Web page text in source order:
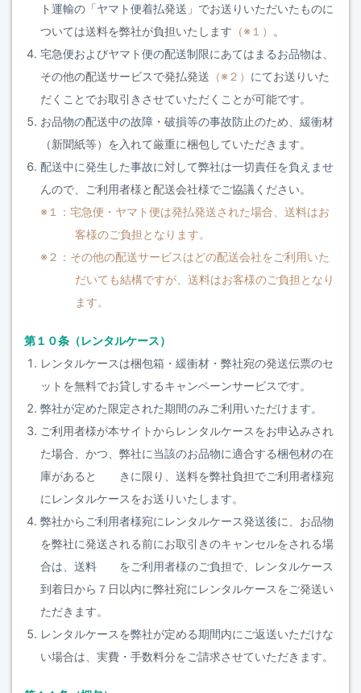
ト運輸の「ヤマト便着払発送」でお送りいただいたものに
ついては送料を弊社が負担いたします （※１）
。
宅急便およびヤマト便の配送制限にあてはまるお品物は、
その他の配送サービスで発払発送 （※２） にてお送りいた
だくことでお取引きさせていただくことが可能です。
お品物の配送中の故障・破損等の事故防止のため、緩衝材
（新聞紙等）を入れて厳重に梱包していただきます。
配送中に発生した事故に対して弊社は一切責任を負えませ
んので、ご利用者様と配送会社様でご協議ください。
※１：宅急便・ヤマト便は発払発送された場合、送料はお
客様のご負担となります。
※２：その他の配送サービスはどの配送会社をご利用いた
だいても結構ですが、送料はお客様のご負担となり
ます。
第１０条（レンタルケース）
レンタルケースは梱包箱・緩衝材・弊社宛の発送伝票のセ
ットを無料でお貸しするキャンペーンサービスです。
弊社が定めた限定された期間のみご利用いただけます。
ご利用者様が本サイトからレンタルケースをお申込みされ
た場合、かつ、弊社に当該のお品物に適合する梱包材の在
庫があると きに限り、送料を弊社負担でご利用者様宛
にレンタルケースをお送りいたします。
弊社からご利用者様宛にレンタルケース発送後に、お品物
を弊社に発送される前にお取引きのキャンセルをされる場
合は、送料 をご利用者様のご負担で、レンタルケース
到着日から７日以内に弊社宛にレンタルケースをご発送い
ただきます。
レンタルケースを弊社が定める期間内にご返送いただけな
い場合は、実費・手数料分をご請求させていただきます。